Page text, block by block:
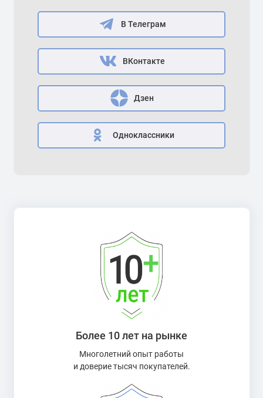
В Телеграм
ВКонтакте
Дзен
Одноклассники
Более 10 лет на рынке
Многолетний опыт работы
и доверие тысяч покупателей.